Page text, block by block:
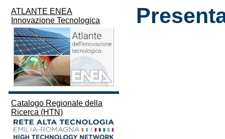
ATLANTE ENEA
Innovazione Tecnologica
Catalogo Regionale della
Ricerca (HTN)